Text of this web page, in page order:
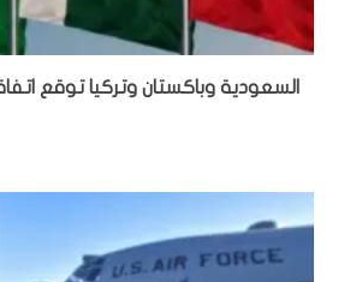
السعودية وباكستان وتركيا توقع